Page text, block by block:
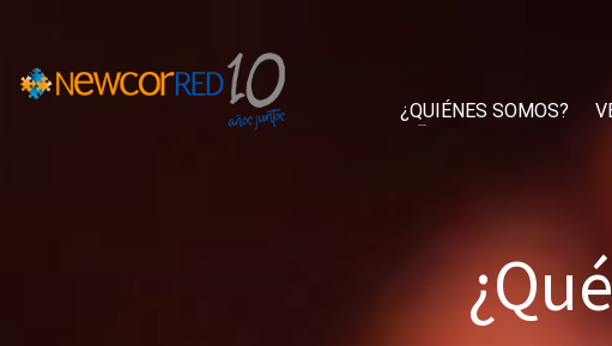
¿QUIÉNES SOMOS?